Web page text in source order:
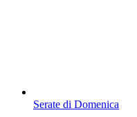
Serate di Domenica